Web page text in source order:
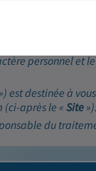
personnel
est destinée à
(ci-après le «Site»).
du